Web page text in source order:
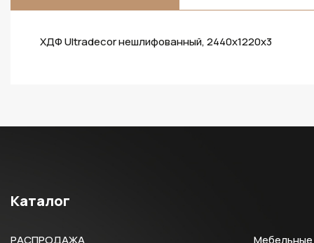
ХДФ Ultradecor нешлифованный, 2440х1220х3
Каталог
РАСПРОДАЖА
Мебельные